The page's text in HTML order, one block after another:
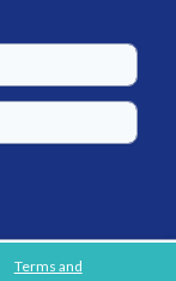
Terms and